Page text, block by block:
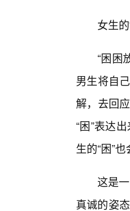
女生
“困困
男生将自
解，去回
“困”表达
生的“困”也
这是
真诚的姿